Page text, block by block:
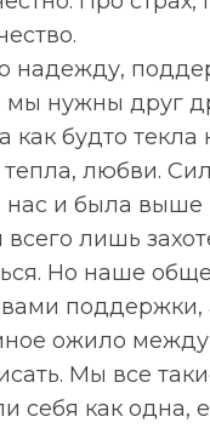
надежду,
мы нужны друг
как будто текла
любви.
нас и была выше
лишь
Но наше
поддержки,
ожило между
Мы все
себя как одна,
авторам